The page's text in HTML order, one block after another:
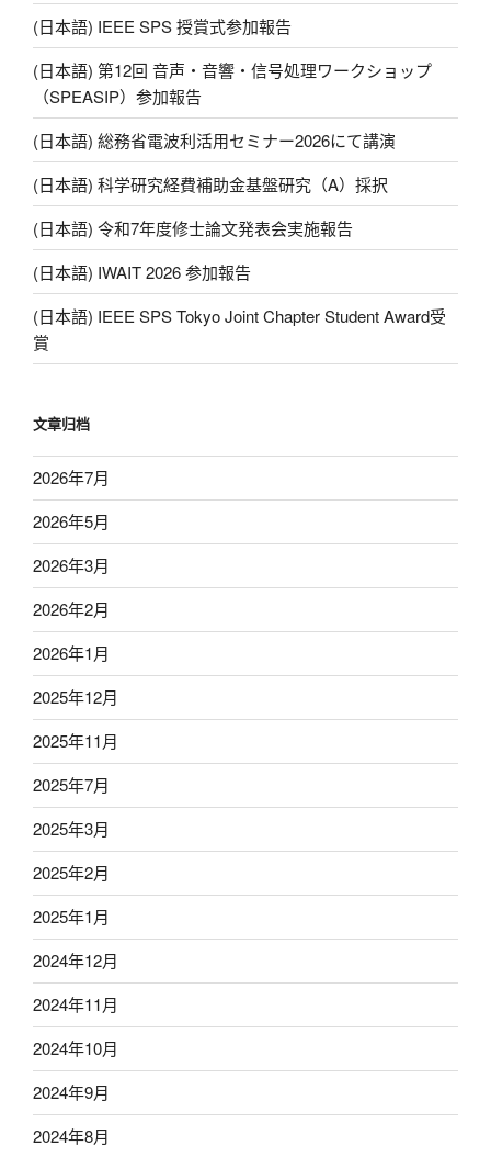
(日本語) IEEE SPS 授賞式参加報告
(日本語) 第12回 音声・音響・信号処理ワークショップ
（SPEASIP）参加報告
(日本語) 総務省電波利活用セミナー2026にて講演
(日本語) 科学研究経費補助金基盤研究（A）採択
(日本語) 令和7年度修士論文発表会実施報告
(日本語) IWAIT 2026 参加報告
(日本語) IEEE SPS Tokyo Joint Chapter Student Award受
賞
文章归档
2026年7月
2026年5月
2026年3月
2026年2月
2026年1月
2025年12月
2025年11月
2025年7月
2025年3月
2025年2月
2025年1月
2024年12月
2024年11月
2024年10月
2024年9月
2024年8月